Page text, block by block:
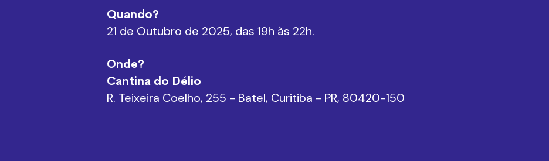
Quando?
21 de Outubro de 2025, das 19h às 22h.
Onde?
Cantina do Délio
R. Teixeira Coelho, 255 - Batel, Curitiba - PR, 80420-150